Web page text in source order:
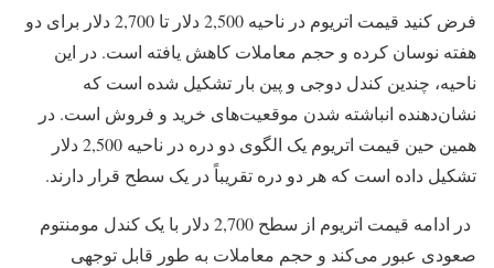
فرض کنید قیمت اتریوم در ناحیه 2,500 دلار تا 2,700 دلار برای دو
هفته نوسان کرده و حجم معاملات کاهش یافته است. در این
ناحیه، چندین کندل دوجی و پین بار تشکیل شده است که
نشان‌دهنده انباشته شدن موقعیت‌های خرید و فروش است. در
همین حین قیمت اتریوم یک الگوی دو دره در ناحیه 2,500 دلار
تشکیل داده است که هر دو دره تقریباً در یک سطح قرار دارند.
در ادامه قیمت اتریوم از سطح 2,700 دلار با یک کندل مومنتوم
صعودی عبور می‌کند و حجم معاملات به طور قابل توجهی